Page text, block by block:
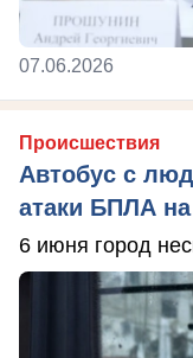
07.06.2026
Происшествия
Автобус с
атаки БПЛА
6 июня город